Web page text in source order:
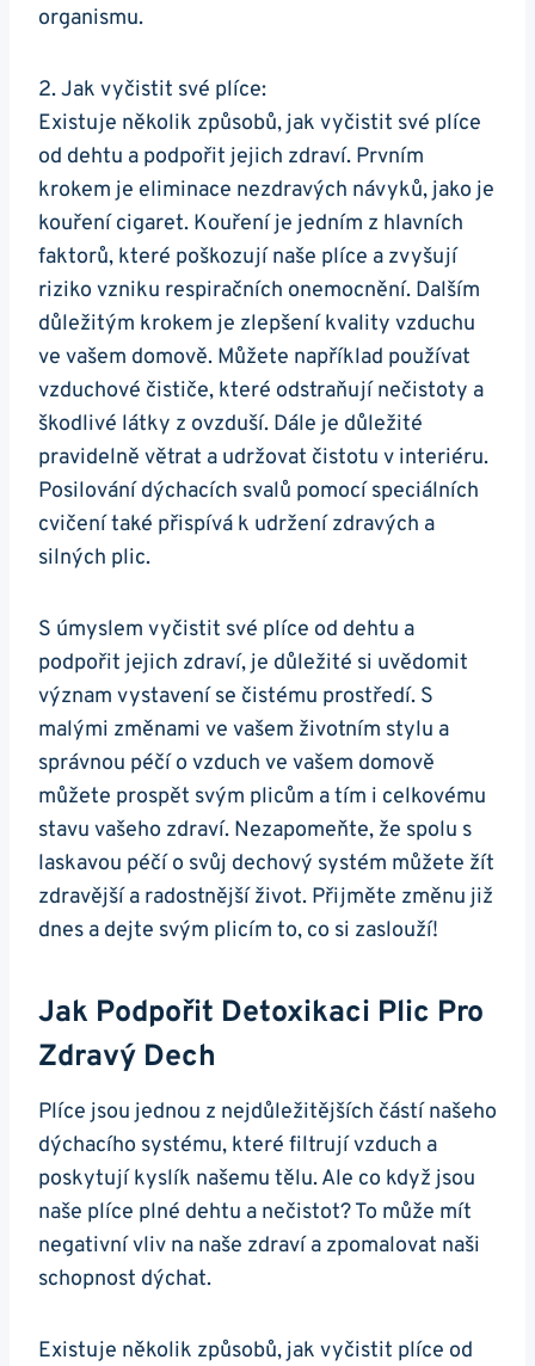
organismu.
2.​ Jak vyčistit své⁣ plíce:
Existuje několik způsobů, jak vyčistit své plíce
od dehtu a podpořit jejich zdraví. Prvním
krokem je eliminace nezdravých návyků, jako je
kouření cigaret. Kouření je​ jedním z hlavních
faktorů, které poškozují naše plíce a zvyšují
riziko vzniku ⁢respiračních onemocnění. Dalším
důležitým krokem je zlepšení kvality ⁣vzduchu
‌ve vašem domově.‍ Můžete‍ například používat
vzduchové ​čističe, které odstraňují nečistoty a
škodlivé látky z ovzduší. Dále je důležité
pravidelně větrat a udržovat⁢ čistotu v interiéru.
Posilování⁤ dýchacích svalů ‌pomocí speciálních⁣
cvičení⁤ také přispívá k udržení ​zdravých a
silných plic.
S úmyslem vyčistit své‌ plíce ⁤od dehtu a
podpořit jejich zdraví,⁢ je důležité ⁤si uvědomit
význam vystavení se čistému prostředí.​ S
malými změnami ve ​vašem životním ‍stylu a
správnou péčí ​o vzduch ve‍ vašem domově
⁤můžete prospět svým plicům a‌ tím i celkovému
stavu vašeho zdraví. Nezapomeňte, že spolu s
laskavou péčí o⁤ svůj dechový systém můžete žít
zdravější a ⁤radostnější život. Přijměte změnu již
dnes a dejte svým plicím to, ​co⁤ si zaslouží!
Jak Podpořit ⁣detoxikaci⁤ Plic Pro
Zdravý Dech
Plíce⁤ jsou jednou z‍ nejdůležitějších částí‍ našeho
​dýchacího systému, ‌které filtrují vzduch a ​
poskytují‍ kyslík⁤ našemu tělu. Ale co když jsou
naše plíce plné dehtu a nečistot? To může mít
negativní vliv na naše ‌zdraví‌ a zpomalovat naši
schopnost dýchat.
Existuje několik způsobů, jak vyčistit plíce od